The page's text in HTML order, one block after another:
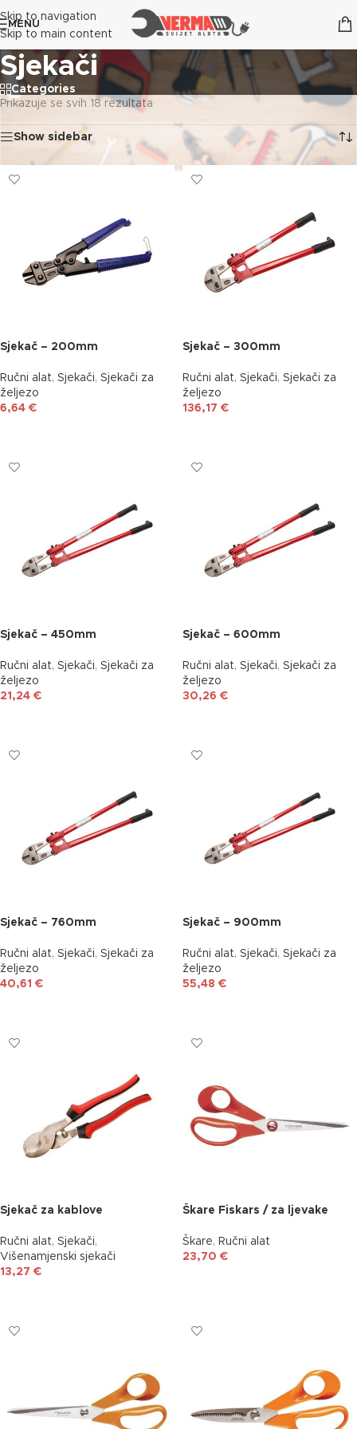
Skip to navigation
Skip to main content
MENU
Sjekači
Categories
Prikazuje se svih 18 rezultata
Show sidebar
Sjekač – 200mm
Ručni alat, Sjekači, Sjekači za
željezo
6,64 €
Sjekač – 300mm
Ručni alat, Sjekači, Sjekači za
željezo
136,17 €
Sjekač – 450mm
Ručni alat, Sjekači, Sjekači za
željezo
21,24 €
Sjekač – 600mm
Ručni alat, Sjekači, Sjekači za
željezo
30,26 €
Sjekač – 760mm
Ručni alat, Sjekači, Sjekači za
željezo
40,61 €
Sjekač – 900mm
Ručni alat, Sjekači, Sjekači za
željezo
55,48 €
Sjekač za kablove
Ručni alat, Sjekači,
Višenamjenski sjekači
13,27 €
Škare Fiskars / za ljevake
Škare, Ručni alat
23,70 €